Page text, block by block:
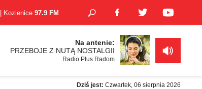
| Kozienice 97.9 FM
Na antenie:
PRZEBOJE Z NUTĄ NOSTALGII
Radio Plus Radom
Dziś jest: Czwartek, 06 sierpnia 2026